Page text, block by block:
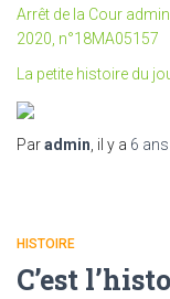
Arrêt de la Cour
2020, n°18MA05157
La petite histoire du
Paradmin , il y a 6 ans
HISTOIRE
C’est